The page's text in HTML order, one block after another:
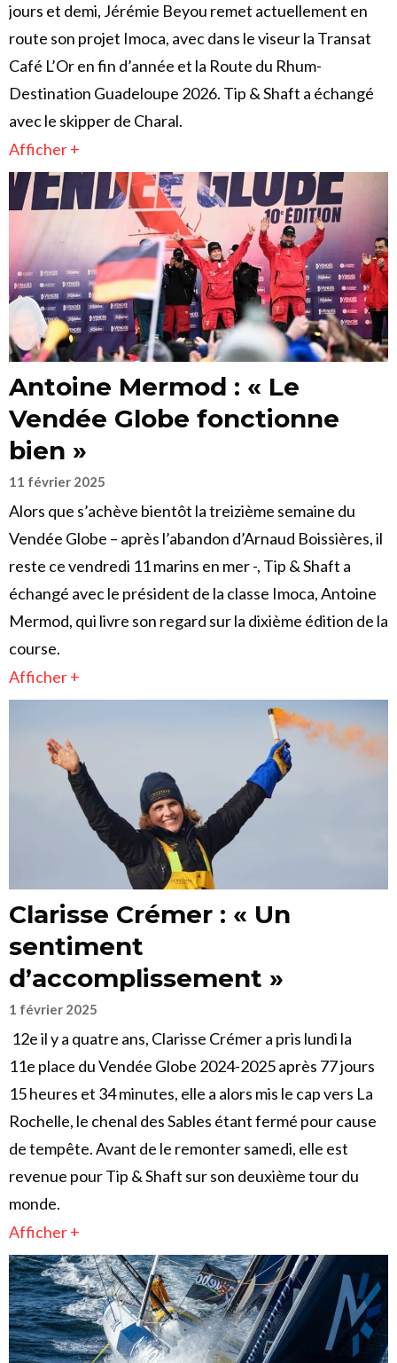
jours et demi, Jérémie Beyou remet actuellement en
route son projet Imoca, avec dans le viseur la Transat
Café L’Or en fin d’année et la Route du Rhum-
Destination Guadeloupe 2026. Tip & Shaft a échangé
avec le skipper de Charal.
Afficher +
Antoine Mermod : « Le
Vendée Globe fonctionne
bien »
11 février 2025
Alors que s’achève bientôt la treizième semaine du
Vendée Globe – après l’abandon d’Arnaud Boissières, il
reste ce vendredi 11 marins en mer -, Tip & Shaft a
échangé avec le président de la classe Imoca, Antoine
Mermod, qui livre son regard sur la dixième édition de la
course.
Afficher +
Clarisse Crémer : « Un
sentiment
d’accomplissement »
1 février 2025
12e il y a quatre ans, Clarisse Crémer a pris lundi la
11e place du Vendée Globe 2024-2025 après 77 jours
15 heures et 34 minutes, elle a alors mis le cap vers La
Rochelle, le chenal des Sables étant fermé pour cause
de tempête. Avant de le remonter samedi, elle est
revenue pour Tip & Shaft sur son deuxième tour du
monde.
Afficher +